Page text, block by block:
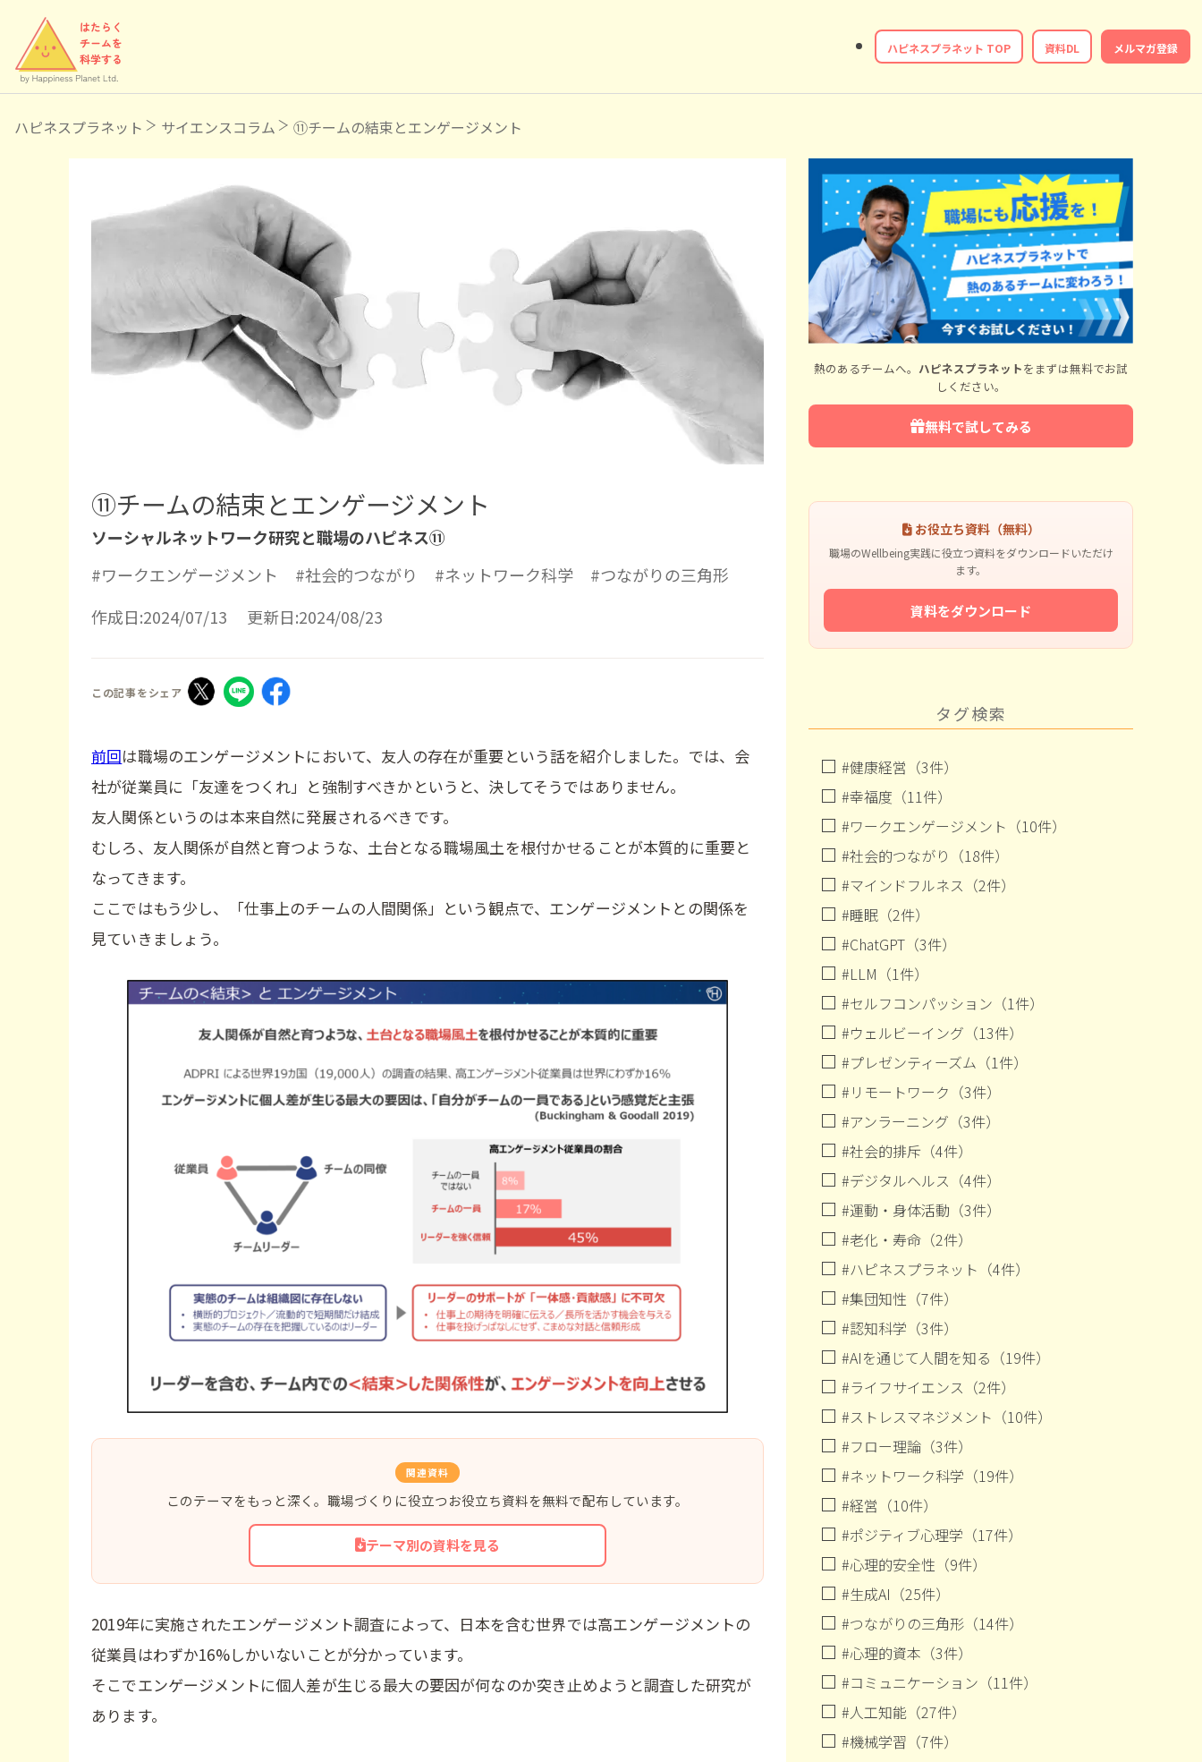
ハピネスプラネット TOP 資料DL メルマガ登録
ハピネスプラネット サイエンスコラム ⑪チームの結束とエンゲージメント
⑪チームの結束とエンゲージメント
ソーシャルネットワーク研究と職場のハピネス⑪
#ワークエンゲージメント
#社会的つながり #ネットワーク科学
#つながりの三角形
作成日:2024/07/13 更新日:2024/08/23
前回は職場のエンゲージメントにおいて、友人の存在が重要という話を紹介しました。では、会
社が従業員に「友達をつくれ」と強制すべきかというと、決してそうではありません。
友人関係というのは本来自然に発展されるべきです。
むしろ、友人関係が自然と育つような、土台となる職場風土を根付かせることが本質的に重要と
なってきます。
ここではもう少し、「仕事上のチームの人間関係」という観点で、エンゲージメントとの関係を
見ていきましょう。
関連資料
このテーマをもっと深く。職場づくりに役立つお役立ち資料を無料で配布しています。
テーマ別の資料を見る
2019年に実施されたエンゲージメント調査によって、日本を含む世界では高エンゲージメントの
従業員はわずか16%しかいないことが分かっています。
そこでエンゲージメントに個人差が生じる最大の要因が何なのか突き止めようと調査した研究が
あります。
熱のあるチームへ。 ハピネスプラネットをまずは無料でお試
しください。
無料で試してみる
お役立ち資料（無料）
職場のWellbeing実践に役立つ資料をダウンロードいただけ
ます。
資料をダウンロード
タグ検索
#健康経営（3件）
#幸福度（11件）
#ワークエンゲージメント（10件）
#社会的つながり（18件）
#マインドフルネス（2件）
#睡眠（2件）
#ChatGPT（3件）
#LLM（1件）
#セルフコンパッション（1件）
#ウェルビーイング（13件）
#プレゼンティーズム（1件）
#リモートワーク（3件）
#アンラーニング（3件）
#社会的排斥（4件）
#デジタルヘルス（4件）
#運動・身体活動（3件）
#老化・寿命（2件）
#ハピネスプラネット（4件）
#集団知性（7件）
#認知科学（3件）
#AIを通じて人間を知る（19件）
#ライフサイエンス（2件）
#ストレスマネジメント（10件）
#フロー理論（3件）
#ネットワーク科学（19件）
#経営（10件）
#ポジティブ心理学（17件）
#心理的安全性（9件）
#生成AI（25件）
#つながりの三角形（14件）
#心理的資本（3件）
#コミュニケーション（11件）
#人工知能（27件）
#機械学習（7件）